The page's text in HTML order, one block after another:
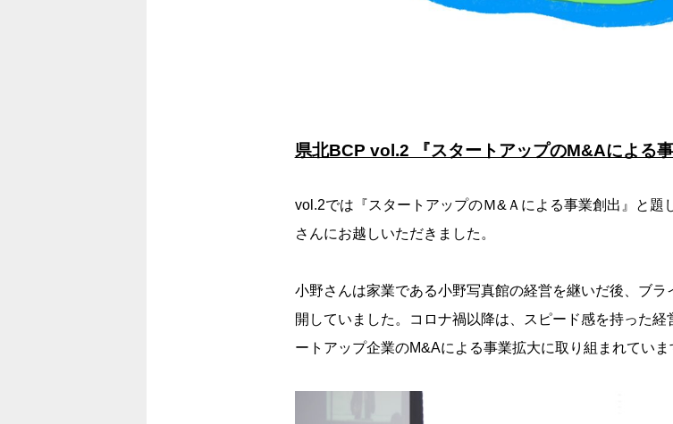
県北BCP vol.2 『スタートアップのM&Aによる事
vol.2では『スタートアップのＭ&Ａによる事業創出』と題
さんにお越しいただきました。
小野さんは家業である小野写真館の経営を継いだ後、ブ
開していました。コロナ禍以降は、スピード感を持った
ートアップ企業のM&Aによる事業拡大に取り組まれていま